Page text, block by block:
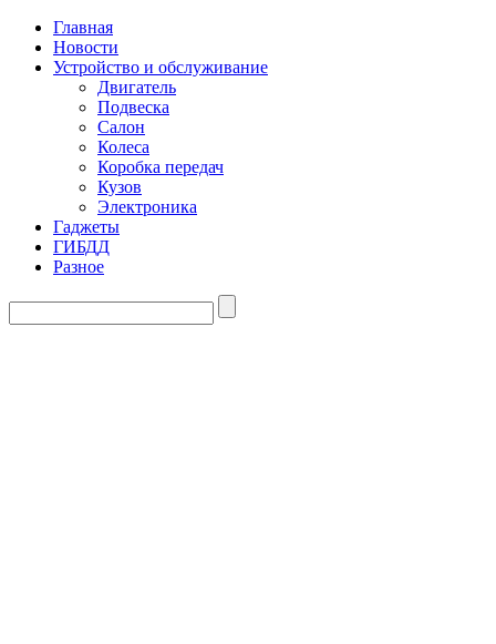
Главная
Новости
Устройство и обслуживание
Двигатель
Подвеска
Салон
Колеса
Коробка передач
Кузов
Электроника
Гаджеты
ГИБДД
Разное